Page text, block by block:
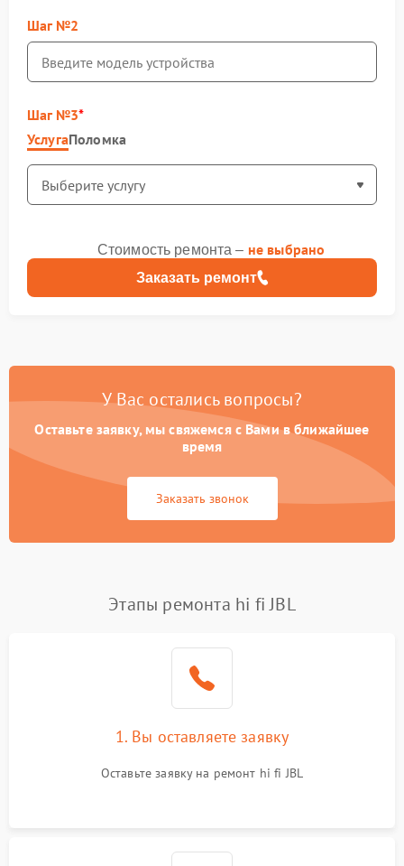
Шаг №2
Шаг №3
УслугаПоломка
Заказать ремонт
Стоимость ремонта – не выбрано
У Вас остались вопросы?
Оставьте заявку, мы свяжемся с Вами в ближайшее
время
Заказать звонок
Этапы ремонта hi fi JBL
1. Вы оставляете заявку
Оставьте заявку на ремонт hi fi JBL